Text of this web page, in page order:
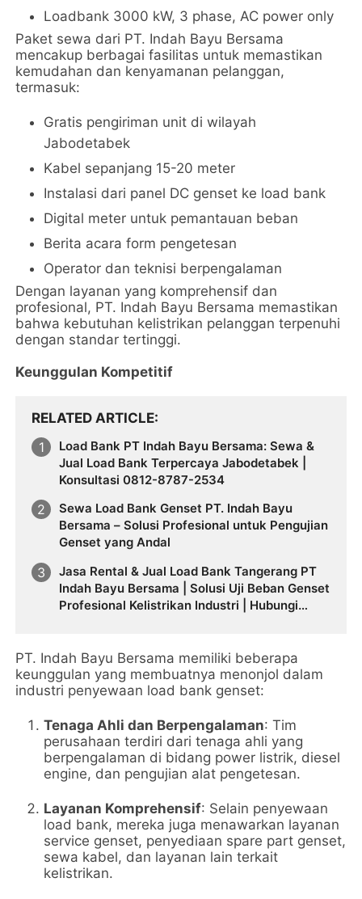
Loadbank 3000 kW, 3 phase, AC power only
Paket sewa dari PT. Indah Bayu Bersama
mencakup berbagai fasilitas untuk memastikan
kemudahan dan kenyamanan pelanggan,
termasuk:
Gratis pengiriman unit di wilayah
Jabodetabek
Kabel sepanjang 15-20 meter
Instalasi dari panel DC genset ke load bank
Digital meter untuk pemantauan beban
Berita acara form pengetesan
Operator dan teknisi berpengalaman
Dengan layanan yang komprehensif dan
profesional, PT. Indah Bayu Bersama memastikan
bahwa kebutuhan kelistrikan pelanggan terpenuhi
dengan standar tertinggi.
Keunggulan Kompetitif
RELATED ARTICLE
Load Bank PT Indah Bayu Bersama: Sewa &
Jual Load Bank Terpercaya Jabodetabek |
Konsultasi 0812-8787-2534
Sewa Load Bank Genset PT. Indah Bayu
Bersama – Solusi Profesional untuk Pengujian
Genset yang Andal
Jasa Rental & Jual Load Bank Tangerang PT
Indah Bayu Bersama | Solusi Uji Beban Genset
Profesional Kelistrikan Industri | Hubungi
PT. Indah Bayu Bersama memiliki beberapa
keunggulan yang membuatnya menonjol dalam
industri penyewaan load bank genset:
Tenaga Ahli dan Berpengalaman: Tim
perusahaan terdiri dari tenaga ahli yang
berpengalaman di bidang power listrik, diesel
engine, dan pengujian alat pengetesan.
Layanan Komprehensif: Selain penyewaan
load bank, mereka juga menawarkan layanan
service genset, penyediaan spare part genset,
sewa kabel, dan layanan lain terkait
kelistrikan.